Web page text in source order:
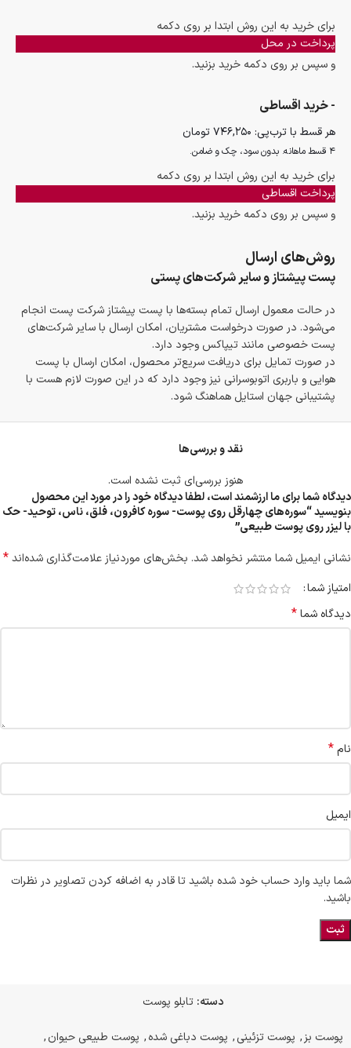
برای خرید به این روش ابتدا بر روی دکمه
پرداخت در محل
و سپس بر روی دکمه خرید بزنید.
- خرید اقساطی
هر قسط با ترب‌پی: ۷۴۶,۲۵۰تومان
۴ قسط ماهانه. بدون سود، چک و ضامن.
برای خرید به این روش ابتدا بر روی دکمه
پرداخت اقساطی
و سپس بر روی دکمه خرید بزنید.
روش‌های ارسال
پست پیشتاز و سایر شرکت‌های پستی
در حالت معمول ارسال تمام بسته‌ها با پست پیشتاز شرکت پست انجام
می‌شود. در صورت درخواست مشتریان، امکان ارسال با سایر شرکت‌های
پست خصوصی مانند تیپاکس وجود دارد.
در صورت تمایل برای دریافت سریع‌تر محصول، امکان ارسال با پست
هوایی و باربری اتوبوسرانی نیز وجود دارد که در این صورت لازم هست با
پشتیبانی جهان استایل هماهنگ شود.
نقد و بررسی‌ها
هنوز بررسی‌ای ثبت نشده است.
دیدگاه شما برای ما ارزشمند است، لطفا دیدگاه خود را در مورد این محصول
بنویسید “سوره‌های چهارقل روی پوست- سوره کافرون، فلق، ناس، توحید- حک
با لیزر روی پوست طبیعی”
نشانی ایمیل شما منتشر نخواهد شد. بخش‌های موردنیاز علامت‌گذاری شده‌اند*
امتیاز شما
دیدگاه شما*
نام*
ایمیل
شما باید وارد حساب خود شده باشید تا قادر به اضافه کردن تصاویر در نظرات
باشید.
دسته: تابلو پوست
پوست بز, پوست تزئینی, پوست دباغی شده, پوست طبیعی حیوان,